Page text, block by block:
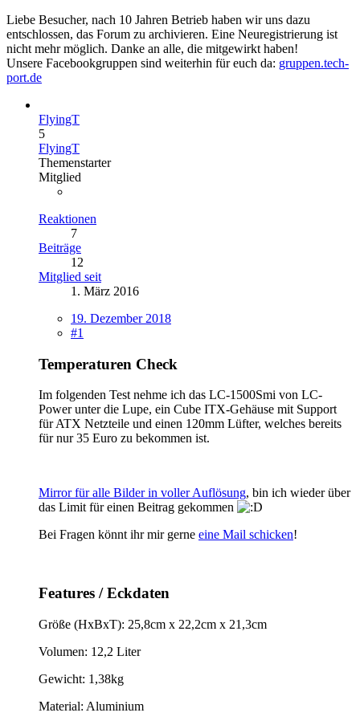
Liebe Besucher, nach 10 Jahren Betrieb haben wir uns dazu
entschlossen, das Forum zu archivieren. Eine Neuregistrierung ist
nicht mehr möglich. Danke an alle, die mitgewirkt haben!
Unsere Facebookgruppen sind weiterhin für euch da: gruppen.tech-
port.de
FlyingT
5
FlyingT
Themenstarter
Mitglied
Reaktionen
7
Beiträge
12
Mitglied seit
1. März 2016
19. Dezember 2018
#1
Temperaturen Check
Im folgenden Test nehme ich das LC-1500Smi von LC-
Power unter die Lupe, ein Cube ITX-Gehäuse mit Support
für ATX Netzteile und einen 120mm Lüfter, welches bereits
für nur 35 Euro zu bekommen ist.
Mirror für alle Bilder in voller Auflösung, bin ich wieder über
das Limit für einen Beitrag gekommen
Bei Fragen könnt ihr mir gerne eine Mail schicken!
Features / Eckdaten
Größe (HxBxT): 25,8cm x 22,2cm x 21,3cm
Volumen: 12,2 Liter
Gewicht: 1,38kg
Material: Aluminium